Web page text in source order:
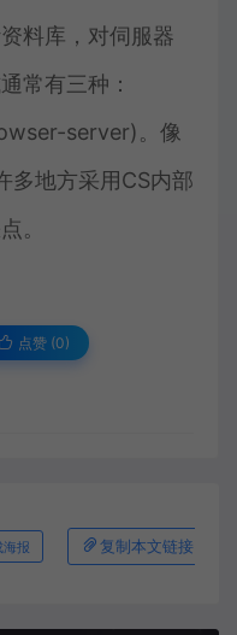
料库，对伺服器
常有三种：
server)。像
多地方采用CS内部
。
点赞 (0)
海报 复制本文链接